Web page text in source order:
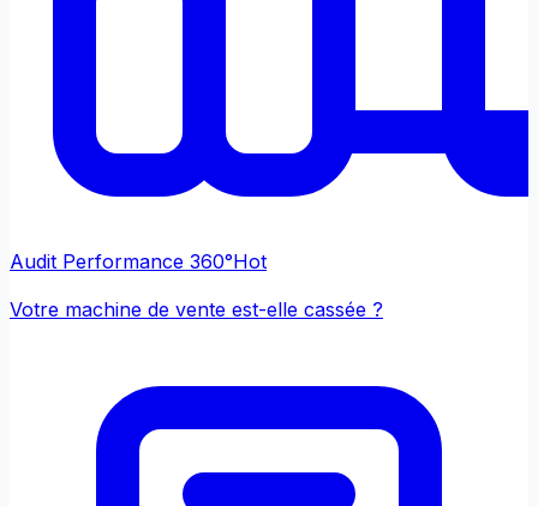
Audit Performance 360°Hot
Votre machine de vente est-elle cassée ?